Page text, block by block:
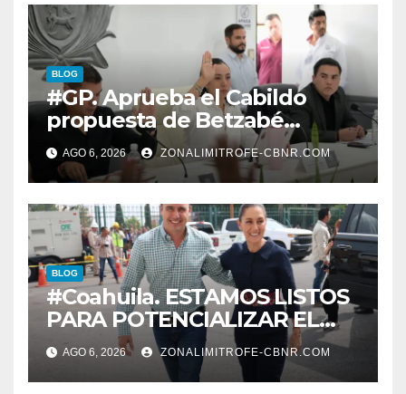
BLOG
#GP. Aprueba el Cabildo
propuesta de Betzabé
Martínez para su primer
informe el día 20 de agosto a
las 11 de la mañana*
AGO 6, 2026 ZONALIMITROFE-CBNR.COM
BLOG
#Coahuila. ESTAMOS LISTOS
PARA POTENCIALIZAR EL
GAS COAHUILA: MANOLO
AGO 6, 2026 ZONALIMITROFE-CBNR.COM